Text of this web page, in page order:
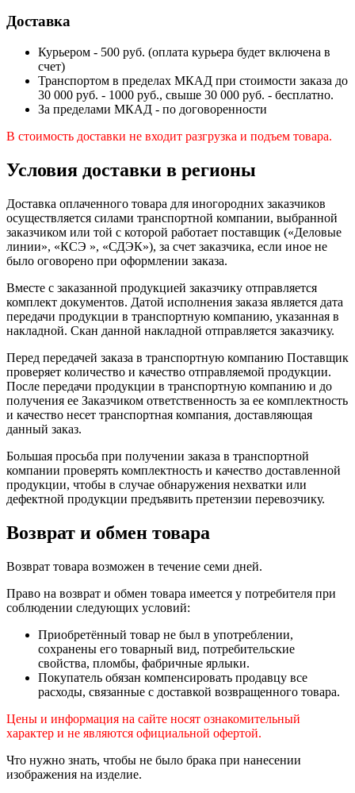
Доставка
Курьером - 500 руб. (оплата курьера будет включена в
счет)
Транспортом в пределах МКАД при стоимости заказа до
30 000 руб. - 1000 руб., свыше 30 000 руб. - бесплатно.
За пределами МКАД - по договоренности
В стоимость доставки не входит разгрузка и подъем товара.
Условия доставки в регионы
Доставка оплаченного товара для иногородних заказчиков
осуществляется силами транспортной компании, выбранной
заказчиком или той с которой работает поставщик («Деловые
линии», «КСЭ », «СДЭК»), за счет заказчика, если иное не
было оговорено при оформлении заказа.
Вместе с заказанной продукцией заказчику отправляется
комплект документов. Датой исполнения заказа является дата
передачи продукции в транспортную компанию, указанная в
накладной. Скан данной накладной отправляется заказчику.
Перед передачей заказа в транспортную компанию Поставщик
проверяет количество и качество отправляемой продукции.
После передачи продукции в транспортную компанию и до
получения ее Заказчиком ответственность за ее комплектность
и качество несет транспортная компания, доставляющая
данный заказ.
Большая просьба при получении заказа в транспортной
компании проверять комплектность и качество доставленной
продукции, чтобы в случае обнаружения нехватки или
дефектной продукции предъявить претензии перевозчику.
Возврат и обмен товара
Возврат товара возможен в течение семи дней.
Право на возврат и обмен товара имеется у потребителя при
соблюдении следующих условий:
Приобретённый товар не был в употреблении,
сохранены его товарный вид, потребительские
свойства, пломбы, фабричные ярлыки.
Покупатель обязан компенсировать продавцу все
расходы, связанные с доставкой возвращенного товара.
Цены и информация на сайте носят ознакомительный
характер и не являются официальной офертой.
Что нужно знать, чтобы не было брака при нанесении
изображения на изделие.